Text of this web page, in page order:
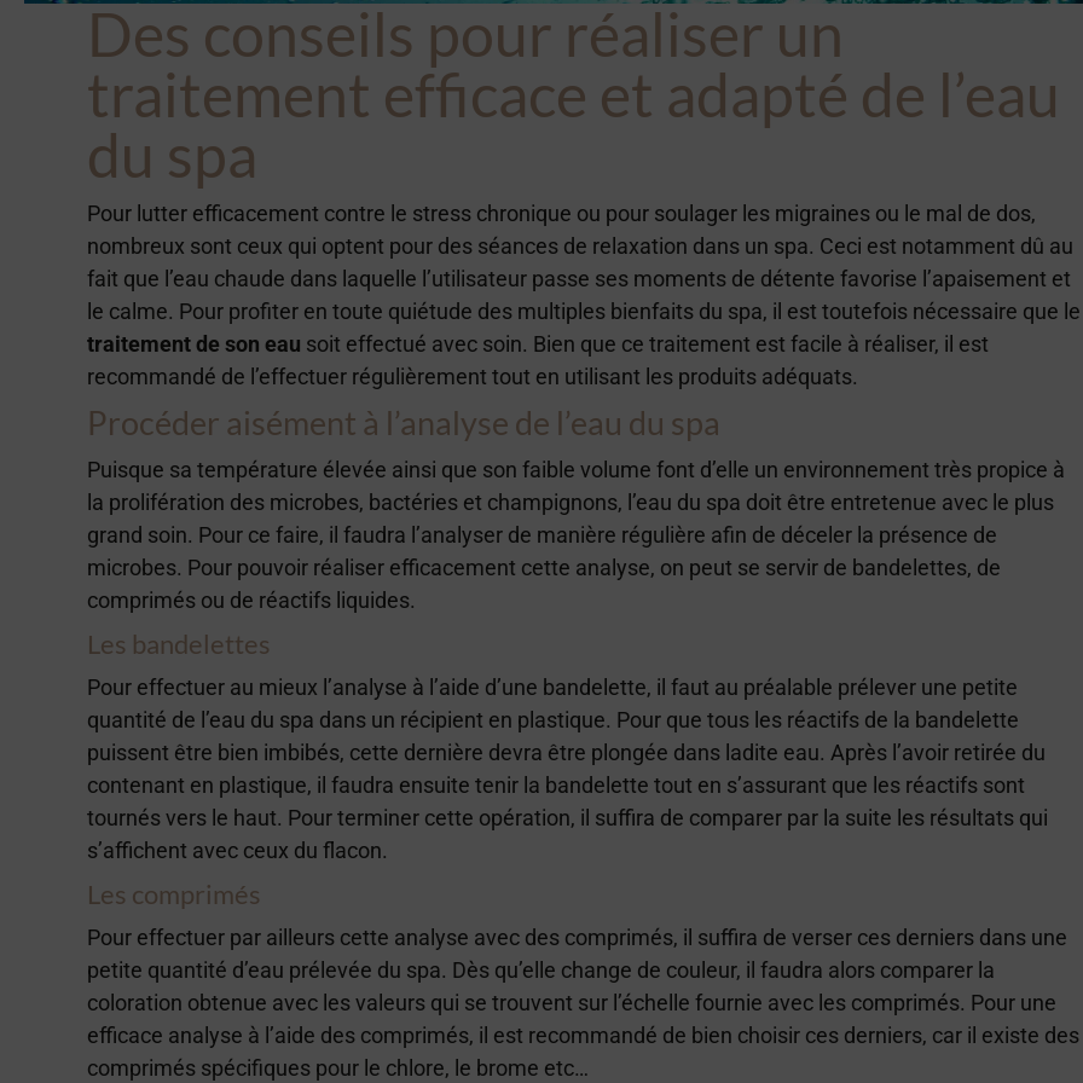
Des conseils pour réaliser un
traitement efficace et adapté de l’eau
du spa
Pour lutter efficacement contre le stress chronique ou pour soulager les migraines ou le mal de dos,
nombreux sont ceux qui optent pour des séances de relaxation dans un spa. Ceci est notamment dû au
fait que l’eau chaude dans laquelle l’utilisateur passe ses moments de détente favorise l’apaisement et
le calme. Pour profiter en toute quiétude des multiples bienfaits du spa, il est toutefois nécessaire que le
traitement de son eau soit effectué avec soin. Bien que ce traitement est facile à réaliser, il est
recommandé de l’effectuer régulièrement tout en utilisant les produits adéquats.
Procéder aisément à l’analyse de l’eau du spa
Puisque sa température élevée ainsi que son faible volume font d’elle un environnement très propice à
la prolifération des microbes, bactéries et champignons, l’eau du spa doit être entretenue avec le plus
grand soin. Pour ce faire, il faudra l’analyser de manière régulière afin de déceler la présence de
microbes. Pour pouvoir réaliser efficacement cette analyse, on peut se servir de bandelettes, de
comprimés ou de réactifs liquides.
Les bandelettes
Pour effectuer au mieux l’analyse à l’aide d’une bandelette, il faut au préalable prélever une petite
quantité de l’eau du spa dans un récipient en plastique. Pour que tous les réactifs de la bandelette
puissent être bien imbibés, cette dernière devra être plongée dans ladite eau. Après l’avoir retirée du
contenant en plastique, il faudra ensuite tenir la bandelette tout en s’assurant que les réactifs sont
tournés vers le haut. Pour terminer cette opération, il suffira de comparer par la suite les résultats qui
s’affichent avec ceux du flacon.
Les comprimés
Pour effectuer par ailleurs cette analyse avec des comprimés, il suffira de verser ces derniers dans une
petite quantité d’eau prélevée du spa. Dès qu’elle change de couleur, il faudra alors comparer la
coloration obtenue avec les valeurs qui se trouvent sur l’échelle fournie avec les comprimés. Pour une
efficace analyse à l’aide des comprimés, il est recommandé de bien choisir ces derniers, car il existe des
comprimés spécifiques pour le chlore, le brome etc…